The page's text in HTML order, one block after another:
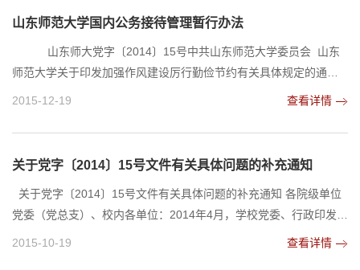
制用量，做好登记备案。第二条严格执行公务接待陪餐人数的规
山东师范大学国内公务接待管理暂行办法
山东师大党字〔2014〕15号中共山东师范大学委员会 山东
师范大学关于印发加强作风建设厉行勤俭节约有关具体规定的通
知 各院级单位党委（党总支），校内各单位：根据上级统一部署和
师范大学国内公务接待管理暂行办法》《山东师范大学公务用车管
理暂行办法》《山东师范大学因公临时出国经费管理暂行办法》
2015-12-19 查看详情
关于党字〔2014〕15号文件有关具体问题的补充通知
关于党字〔2014〕15号文件有关具体问题的补充通知 各院级单位
党委（党总支）、校内各单位：2014年4月，学校党委、行政印发关
于加强国内公务接待、公务用车、因公临时出国、国内差旅管理的
2015-10-19 查看详情